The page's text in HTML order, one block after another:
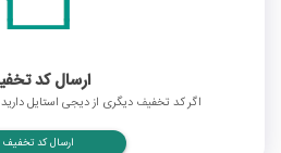
ارسال کد
اگر کد تخفیف دیگری از دیجی استایل
ارسال کد تخفیف